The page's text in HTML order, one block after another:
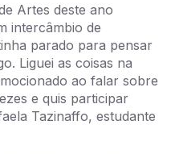
Artes deste ano
intercâmbio de
parado para pensar
Liguei as coisas na
ao falar sobre
e quis participar
Tazinaffo, estudante